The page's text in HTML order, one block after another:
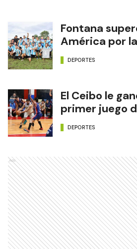
Fontana
América por
DEPORTES
El Ceibo le
primer juego
DEPORTES
Ads